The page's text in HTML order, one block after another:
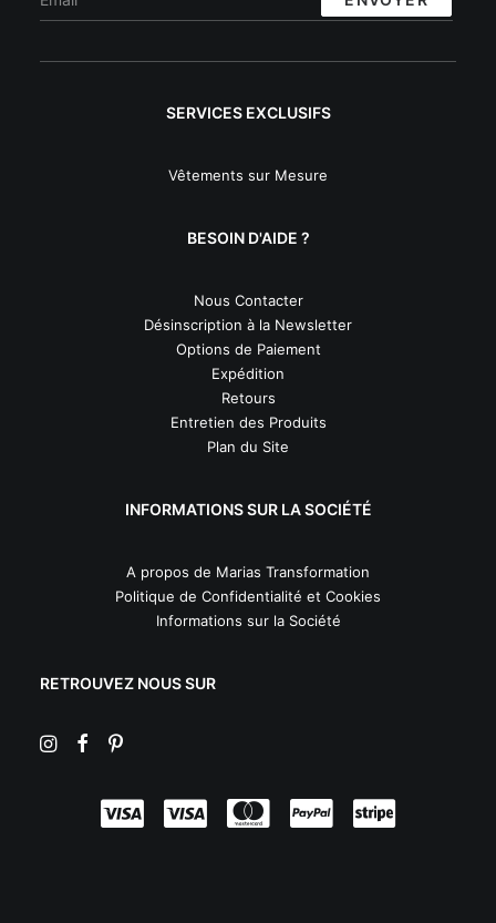
SERVICES EXCLUSIFS
Vêtements sur Mesure
BESOIN D'AIDE ?
Nous Contacter
Désinscription à la Newsletter
Options de Paiement
Expédition
Retours
Entretien des Produits
Plan du Site
INFORMATIONS SUR LA SOCIÉTÉ
A propos de Marias Transformation
Politique de Confidentialité et Cookies
Informations sur la Société
RETROUVEZ NOUS SUR